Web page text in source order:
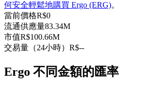
USDC永續
多種以USDC結算的永續合約
何安全輕鬆地購買 Ergo (ERG)。
當前價格R$0
流通供應量83.34M
市值R$100.66M
交易量（24小時） R$--
Ergo 不同金額的匯率